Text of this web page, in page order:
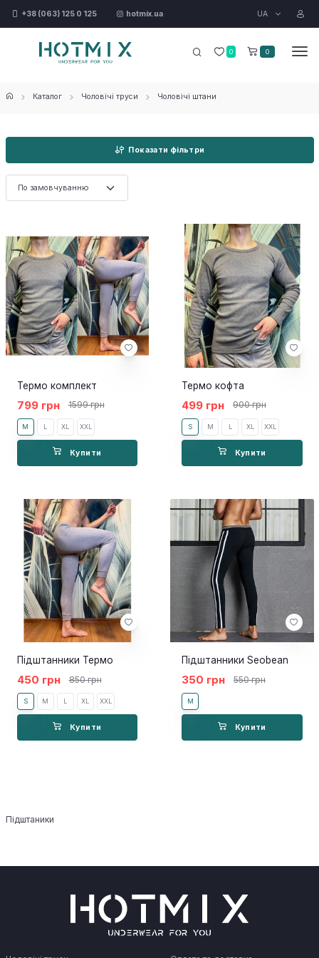
+38 (063) 125 0 125 hotmix.ua UA
0 0
Каталог Чоловічі труси Чоловічі штани
Показати фільтри
Термо комплект
799 грн 1599 грн
M L XL XXL
Купити
Термо кофта
499 грн 900 грн
S M L XL XXL
Купити
Підштанники Термо
450 грн 850 грн
S M L XL XXL
Купити
Підштанники Seobean
350 грн 550 грн
M
Купити
Підштаники